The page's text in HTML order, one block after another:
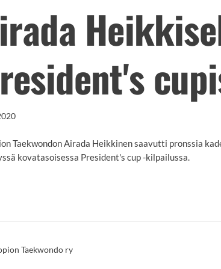
Taekwondon Airada Heikkinen saavutti pronssia
kovatasoisessa President's cup -kilpailussa.
Taekwondo ry